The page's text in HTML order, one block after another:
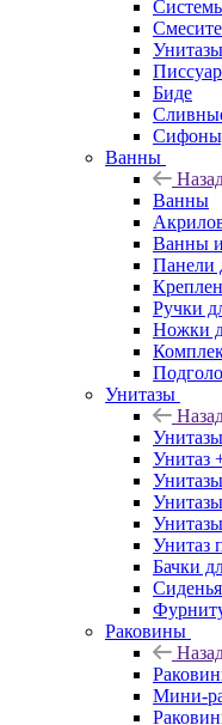
Унитазы
Биде
Ванны
Ванны
Ванны
Панели
Ручки
Ножки
Унитазы
Унитазы
Унитаз
Унитаз
Бачки
Раковины
Мини-